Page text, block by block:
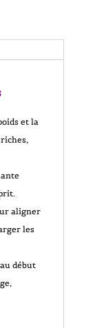
et la
aligner
les
début